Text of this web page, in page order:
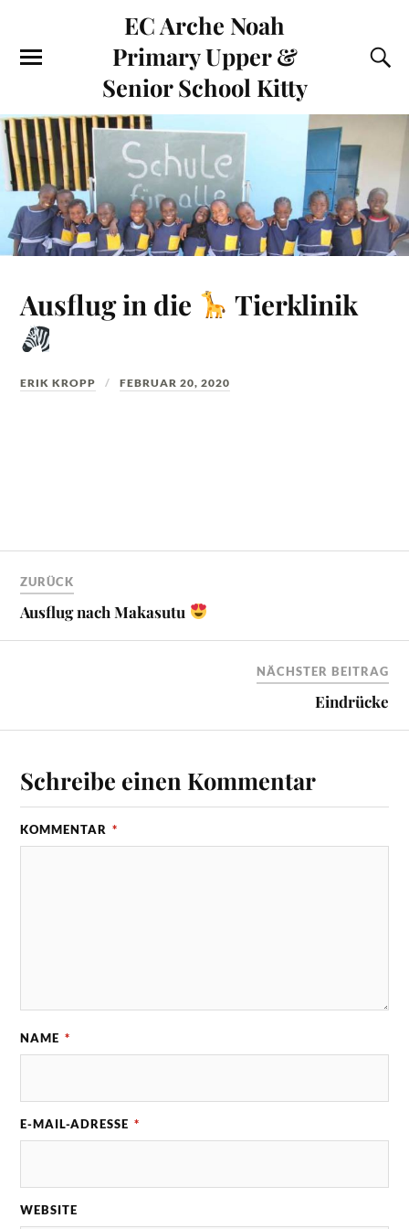
EC Arche Noah
Primary Upper &
Senior School Kitty
Ausflug in die Tierklinik
ERIK KROPP FEBRUAR 20, 2020
ZURÜCK
Ausflug nach Makasutu
NÄCHSTER BEITRAG
Eindrücke
Schreibe einen Kommentar
KOMMENTAR *
NAME *
E-MAIL-ADRESSE *
WEBSITE